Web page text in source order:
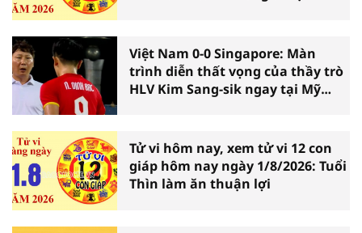
Việt Nam 0-0 Singapore: Màn
trình diễn thất vọng của thầy trò
HLV Kim Sang-sik ngay tại Mỹ
Tử vi hôm nay, xem tử vi 12 con
giáp hôm nay ngày 1/8/2026: Tuổi
Thìn làm ăn thuận lợi